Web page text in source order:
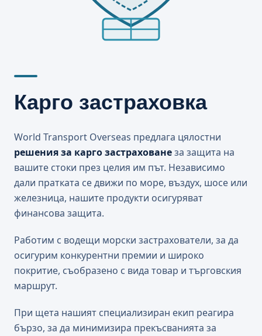
Карго застраховка
World Transport Overseas предлага цялостни
решения за карго застрахованеза защита на
вашите стоки през целия им път. Независимо
дали пратката се движи по море, въздух, шосе или
железница, нашите продукти осигуряват
финансова защита.
Работим с водещи морски застрахователи, за да
осигурим конкурентни премии и широко
покритие, съобразено с вида товар и търговския
маршрут.
При щета нашият специализиран екип реагира
бързо, за да минимизира прекъсванията за